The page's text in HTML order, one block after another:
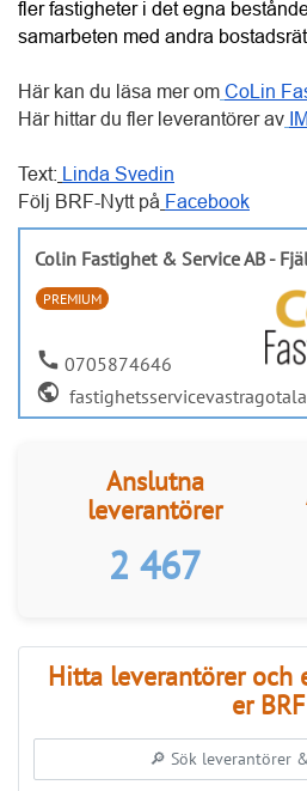
fler fastigheter i det egna
samarbeten med andra
Här kan du läsa mer om CoLin
Här hittar du fler leverantörer av
Text: Linda Svedin
Följ BRF-Nytt på Facebook
Colin Fastighet & Service AB -
PREMIUM
call 0705874646
public
Anslutna
leverantörer
2 467
Hitta leverantörer och
er BRF